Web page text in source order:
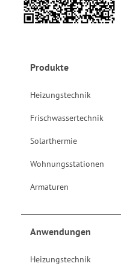
Produkte
Heizungstechnik
Frischwassertechnik
Solarthermie
Wohnungsstationen
Armaturen
Anwendungen
Heizungstechnik